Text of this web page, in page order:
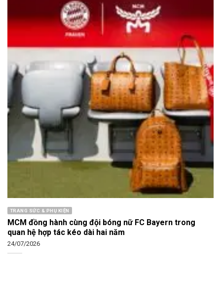
TRANG SỨC & PHỤ KIỆN
MCM đồng hành cùng đội bóng nữ FC Bayern trong
quan hệ hợp tác kéo dài hai năm
24/07/2026